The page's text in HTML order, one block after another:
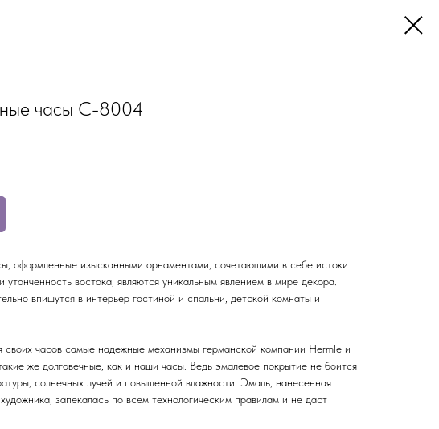
часы С-8004
оформленные изысканными орнаментами, сочетающими в себе истоки
утонченность востока, являются уникальным явлением в мире декора.
впишутся в интерьер гостиной и спальни, детской комнаты и
часов самые надежные механизмы германской компании Hermle и
же долговечные, как и наши часы. Ведь эмалевое покрытие не боится
солнечных лучей и повышенной влажности. Эмаль, нанесенная
запекалась по всем технологическим правилам и не даст